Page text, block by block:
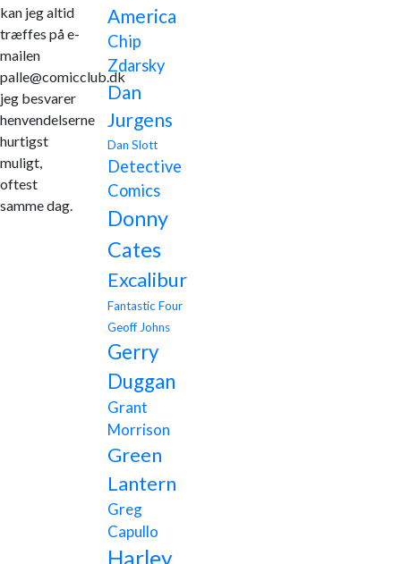
kan jeg altid
træffes på e-
mailen
palle@comicclub.dk
jeg besvarer
henvendelserne
hurtigst
muligt,
oftest
samme dag.
America
Chip
Zdarsky
Dan
Jurgens
Dan Slott
Detective
Comics
Donny
Cates
Excalibur
Fantastic Four
Geoff Johns
Gerry
Duggan
Grant
Morrison
Green
Lantern
Greg
Capullo
Harley